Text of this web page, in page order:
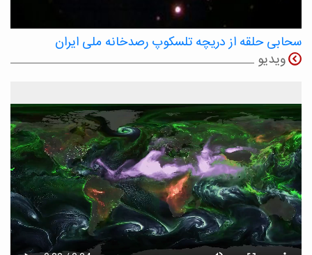
سحابی حلقه از دریچه تلسکوپ رصدخانه ملی ایران
ویدیو